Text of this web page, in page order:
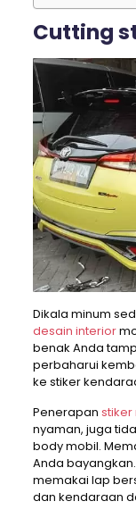
Cutting
Dikala minum
desain interior
benak Anda
perbaharui
ke stiker
Penerapan stiker
nyaman, juga
body mobil.
Anda
memakai lap
dan kendaraan